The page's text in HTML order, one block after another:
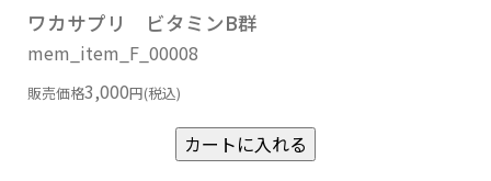
ワカサプリ ビタミンB群
mem_item_F_00008
販売価格3,000円(税込)